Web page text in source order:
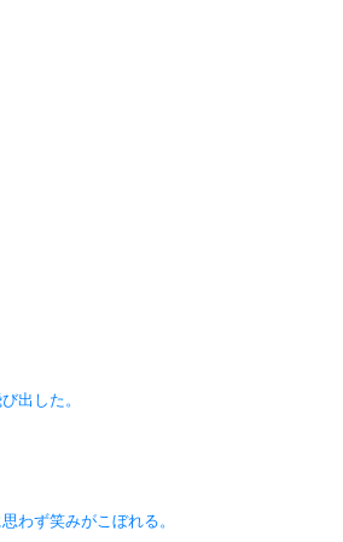
出した。
わず笑みがこぼれる。